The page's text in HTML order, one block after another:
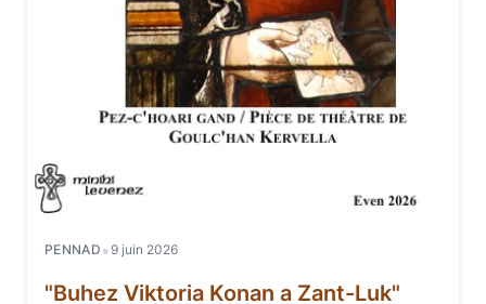
PENNAD • 9 juin 2026
"Buhez Viktoria Konan a Zant-Luk"